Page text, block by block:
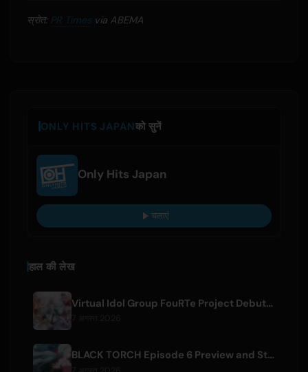
स्रोत: PR Timesvia ABEMA
ONLY HITS JAPANको सुनें
Only Hits Japan
चलाएं
हाल की लेख
Virtual Idol Group FouRTe Project Debuts with 'ALL IN' Album Produced by m-flo's ☆Taku Takahashi
BLACK TORCH Episode 6 Preview and Streaming Details